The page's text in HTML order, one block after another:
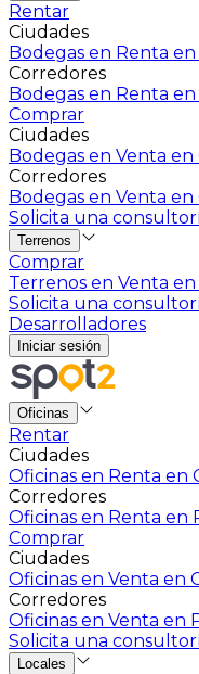
Rentar
Ciudades
Bodegas en Renta
Corredores
Bodegas en Renta
Comprar
Ciudades
Bodegas en Venta
Corredores
Bodegas en Venta
Solicita una
Terrenos
Comprar
Terrenos en Venta
Solicita una
Desarrolladores
Iniciar sesión
Oficinas
Rentar
Ciudades
Oficinas en Renta en
Corredores
Oficinas en Renta en
Comprar
Ciudades
Oficinas en Venta en
Corredores
Oficinas en Venta en
Solicita una
Locales